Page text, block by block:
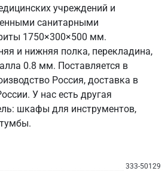
учреждений и
санитарными
1750×300×500 мм.
и нижняя полка, перекладина,
0.8 мм. Поставляется в
Россия, доставка в
У нас есть другая
шкафы для инструментов,
333-50129